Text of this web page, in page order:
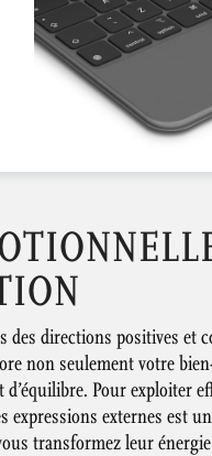
directions positives et
non seulement votre
Pour exploiter
externes est
transformez leur